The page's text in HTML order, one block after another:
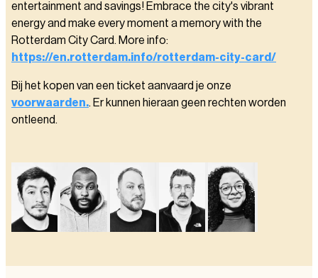
entertainment and savings! Embrace the city's vibrant
energy and make every moment a memory with the
Rotterdam City Card. More info:
https://en.rotterdam.info/rotterdam-city-card/
Bij het kopen van een ticket aanvaard je onze
voorwaarden.. Er kunnen hieraan geen rechten worden
ontleend.